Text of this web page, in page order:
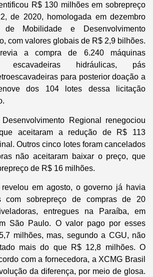
R$ 130 milhões em sobrepreço
de 2020, homologada em dezembro
de Mobilidade e Desenvolvimento
com valores globais de R$ 2,9 bilhões.
a compra de 6.240 máquinas
escavadeiras hidráulicas, pás
para posterior doação a
dos 104 lotes dessa licitação
Regional renegociou
aceitaram a redução de R$ 113
Outros cinco lotes foram cancelados
não aceitaram baixar o preço, que
de R$ 16 milhões.
em agosto, o governo já havia
com sobrepreço de compras de 20
entregues na Paraíba, em
São Paulo. O valor pago por esses
milhões, mas, segundo a CGU, não
mais do que R$ 12,8 milhões. O
com a fornecedora, a XCMG Brasil
da diferença, por meio de glosa.